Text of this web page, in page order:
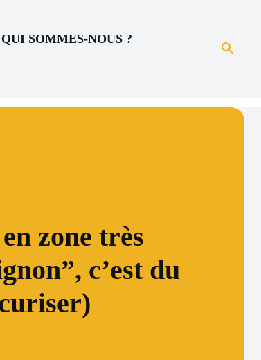
QUI SOMMES-NOUS ?
zone très
c’est du